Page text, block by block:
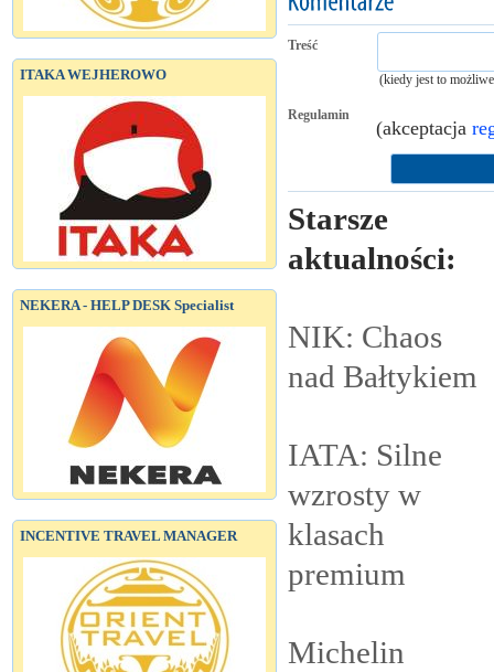
ITAKA WEJHEROWO
NEKERA - HELP DESK Specialist
INCENTIVE TRAVEL MANAGER
Treść
(kiedy jest to
Regulamin
(akceptacja
Starsze
aktualności:
NIK: Chaos
nad Bałtykiem
IATA: Silne
wzrosty w
klasach
premium
Michelin